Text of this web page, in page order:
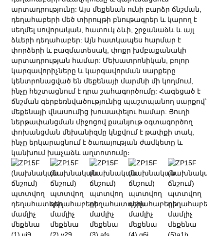
արտադրությունը: Այս մեքենան ունի բարձր ճնշման,
դեղահաբերի մեծ տիրույթի բնութագրեր և կարող է
սեղմել սովորական, հատուկ ձևի, շրջանաձև և այլ
ձևերի դեղահաբեր: Այն հատկապես հարմար է
փորձերի և բազմատեսակ, փոքր խմբաքանակի
արտադրության համար: Մեխատրոնիկան, բոլոր
կարգավորիչները և կարգավորման սարքերը
կենտրոնացված են մեքենայի մարմնի մի կողմում,
ինչը հեշտացնում է դրա շահագործումը: Հագեցած է
ճնշման գերբեռնվածությունից պաշտպանող սարքով՝
մեքենայի վնասումից խուսափելու համար: Յուղի
ներթափանցման միջոցով քսանյութ օգտագործող
փոխանցման մեխանիզմը կնքվում է թափքի տակ,
ինչը երկարացնում է ծառայության ժամկետը և
կանխում խաչաձև աղտոտումը։